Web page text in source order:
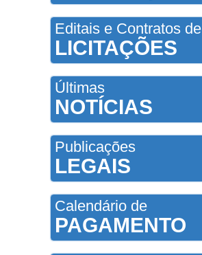
Editais e Contratos de
LICITAÇÕES
Últimas
NOTÍCIAS
Publicações
LEGAIS
Calendário de
PAGAMENTO